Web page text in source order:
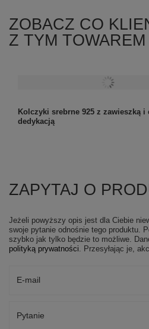
ZOBACZ CO
Z TYM TOWAREM
Kolczyki srebrne 925 z zawieszką i
dedykacją
ZAPYTAJ O
Jeżeli powyższy opis jest dla Ciebie
swoje pytanie odnośnie tego produktu.
szybko jak tylko będzie to możliwe.
polityką prywatności . Przesyłając je,
E-mail
Pytanie